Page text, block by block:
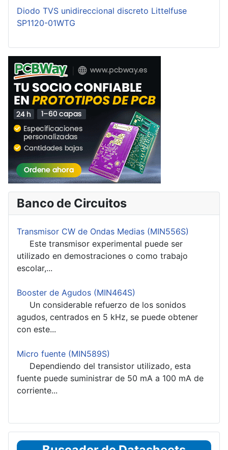
Diodo TVS unidireccional discreto Littelfuse
SP1120-01WTG
Banco de Circuitos
Transmisor CW de Ondas Medias (MIN556S)
Este transmisor experimental puede ser
utilizado en demostraciones o como trabajo
escolar,...
Booster de Agudos (MIN464S)
Un considerable refuerzo de los sonidos
agudos, centrados en 5 kHz, se puede obtener
con este...
Micro fuente (MIN589S)
Dependiendo del transistor utilizado, esta
fuente puede suministrar de 50 mA a 100 mA de
corriente...